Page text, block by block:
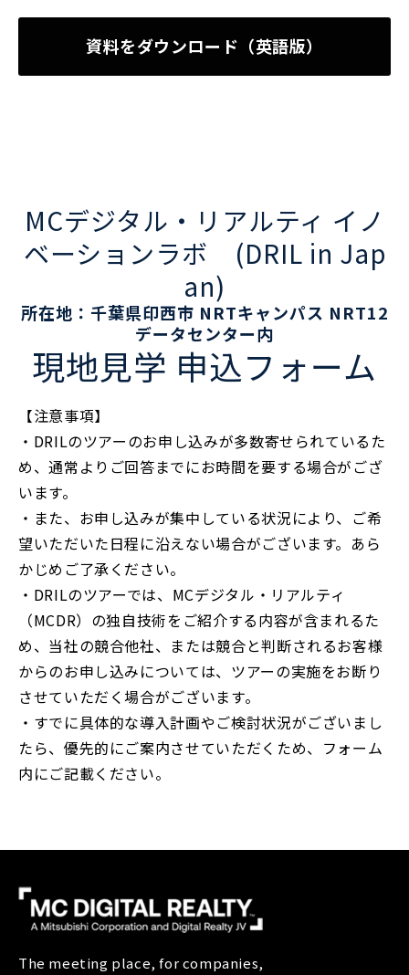
資料をダウンロード（英語版）
MCデジタル・リアルティ イノ
ベーションラボ　(DRIL in Jap
an)
所在地：千葉県印西市 NRTキャンパス NRT12
データセンター内
現地見学 申込フォーム
【注意事項】
・DRILのツアーのお申し込みが多数寄せられているた
め、通常よりご回答までにお時間を要する場合がござ
います。
・また、お申し込みが集中している状況により、ご希
望いただいた日程に沿えない場合がございます。あら
かじめご了承ください。
・DRILのツアーでは、MCデジタル・リアルティ
（MCDR）の独自技術をご紹介する内容が含まれるた
め、当社の競合他社、または競合と判断されるお客様
からのお申し込みについては、ツアーの実施をお断り
させていただく場合がございます。
・すでに具体的な導入計画やご検討状況がございまし
たら、優先的にご案内させていただくため、フォーム
内にご記載ください。
The meeting place, for companies,